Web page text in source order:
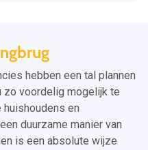
hebben een tal plannen
voordelig mogelijk te
huishoudens en
duurzame manier van
is een absolute wijze